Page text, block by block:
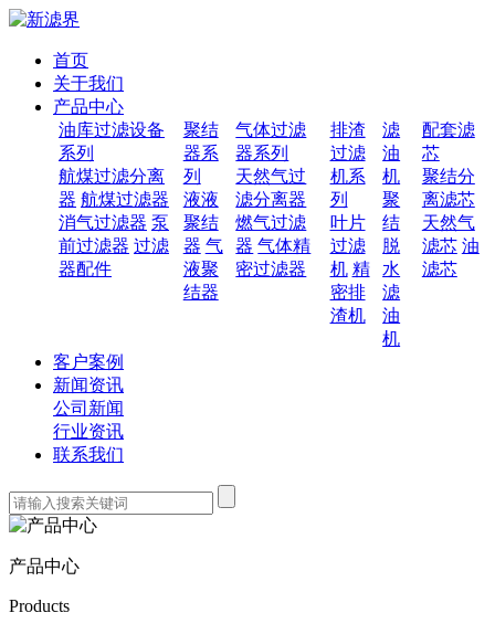
首页
关于我们
产品中心
油库过滤设备
系列
航煤过滤分离
器 航煤过滤器
消气过滤器 泵
前过滤器 过滤
器配件
聚结
器系
列
液液
聚结
器 气
液聚
结器
气体过滤
器系列
天然气过
滤分离器
燃气过滤
器 气体精
密过滤器
排渣
过滤
机系
列
叶片
过滤
机 精
密排
渣机
滤
油
机
聚
结
脱
水
滤
油
机
配套滤
芯
聚结分
离滤芯
天然气
滤芯 油
滤芯
客户案例
新闻资讯
公司新闻
行业资讯
联系我们
产品中心
Products